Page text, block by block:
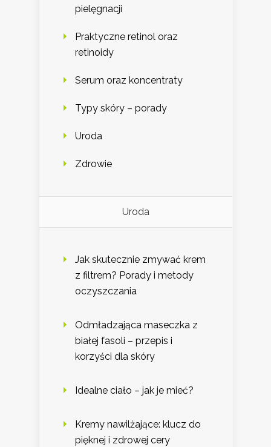
pielęgnacji
Praktyczne retinol oraz
retinoidy
Serum oraz koncentraty
Typy skóry – porady
Uroda
Zdrowie
Uroda
Jak skutecznie zmywać krem
z filtrem? Porady i metody
oczyszczania
Odmładzająca maseczka z
białej fasoli – przepis i
korzyści dla skóry
Idealne ciało – jak je mieć?
Kremy nawilżające: klucz do
pięknej i zdrowej cery